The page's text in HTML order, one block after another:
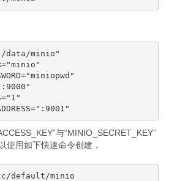
data/minio"
与“MINIO_SECRET_KEY”
使用如下快速命令创建，
default/minio